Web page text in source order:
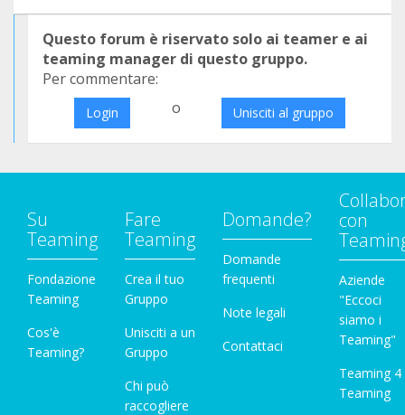
Questo forum è riservato solo ai teamer e ai
teaming manager di questo gruppo.
Per commentare:
Login o Unisciti al gruppo
Su
Teaming
Fondazione
Teaming
Cos'è
Teaming?
Fare
Teaming
Crea il tuo
Gruppo
Unisciti a un
Gruppo
Chi può
raccogliere
Domande?
Domande
frequenti
Note legali
Contattaci
con
Aziende
"Eccoci
siamo i
Teaming"
Teaming 4
Teaming